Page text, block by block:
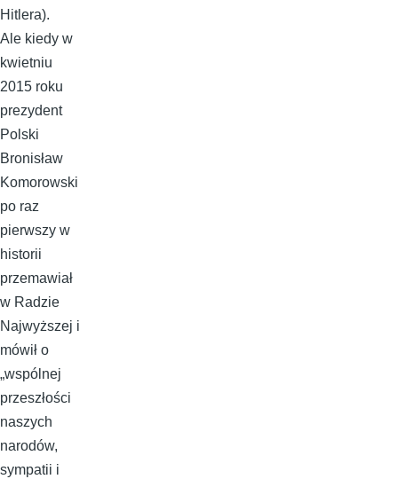
Hitlera).
Ale kiedy w
kwietniu
2015 roku
prezydent
Polski
Bronisław
Komorowski
po raz
pierwszy w
historii
przemawiał
w Radzie
Najwyższej i
mówił o
„wspólnej
przeszłości
naszych
narodów,
sympatii i